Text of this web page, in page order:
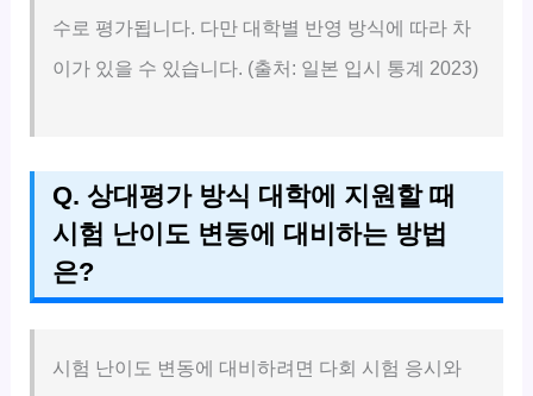
수로 평가됩니다. 다만 대학별 반영 방식에 따라 차
이가 있을 수 있습니다. (출처: 일본 입시 통계 2023)
Q. 상대평가 방식 대학에 지원할 때
시험 난이도 변동에 대비하는 방법
은?
시험 난이도 변동에 대비하려면 다회 시험 응시와